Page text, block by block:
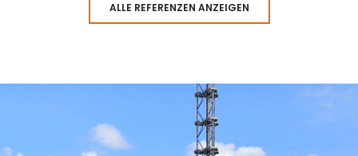
ALLE REFERENZEN ANZEIGEN